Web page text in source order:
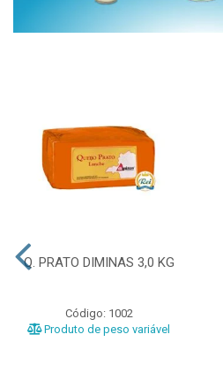
Q. PRATO DIMINAS 3,0 KG
Código: 1002
Produto de peso variável